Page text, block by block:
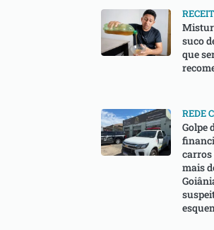
suco
que
REDE
Golpe
carros
mais